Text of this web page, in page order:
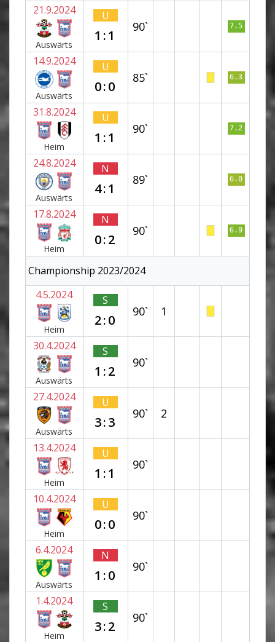
21.9.2024
Auswärts
U
1:1
90` 7.5
14.9.2024
Auswärts
U
0:0
85` 6.3
31.8.2024
Heim
U
1:1
90` 7.2
24.8.2024
Auswärts
N
4:1
89` 6.0
17.8.2024
Heim
N
0:2
90` 6.9
Championship 2023/2024
4.5.2024
Heim
S
2:0
90` 1
30.4.2024
Auswärts
S
1:2
90`
27.4.2024
Auswärts
U
3:3
90` 2
13.4.2024
Heim
U
1:1
90`
10.4.2024
Heim
U
0:0
90`
6.4.2024
Auswärts
N
1:0
90`
1.4.2024
Heim
S
3:2
90`